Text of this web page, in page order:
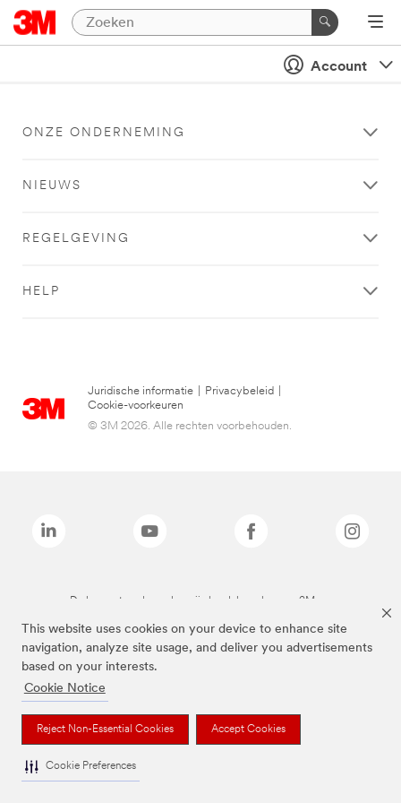
This website uses cookies on your device to enhance site
navigation, analyze site usage, and deliver you advertisements
based on your interests.
Cookie Notice
Reject Non-Essential Cookies Accept Cookies
Cookie Preferences
Account
ONZE ONDERNEMING
NIEUWS
REGELGEVING
HELP
Juridische informatie Privacybeleid
Cookie-voorkeuren
© 3M 2026. Alle rechten voorbehouden.
De bovenstaande merken zijn handelsmerken van 3M.we